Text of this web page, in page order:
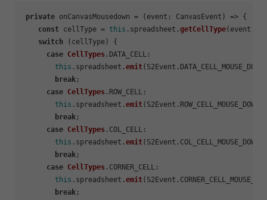
private onCanvasMousedown = ( event: CanvasEvent ) => {
const cellType = this . spreadsheet .getCellType(event.
switch (cellType) {
case CellTypes . DATA_CELL :
this . spreadsheet .emit(S2Event. DATA_CELL_MOUSE_DOWN
break ;
case CellTypes . ROW_CELL :
this . spreadsheet .emit(S2Event. ROW_CELL_MOUSE_DOWN
break ;
case CellTypes . COL_CELL :
this . spreadsheet .emit(S2Event. COL_CELL_MOUSE_DOWN
break ;
case CellTypes . CORNER_CELL :
this . spreadsheet .emit(S2Event.
break ;